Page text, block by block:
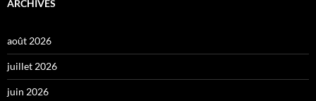
ARCHIVES
août 2026
juillet 2026
juin 2026